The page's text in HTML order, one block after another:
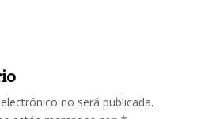
no será publicada.